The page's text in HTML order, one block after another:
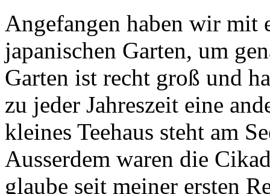
Angefangen haben wir mit
japanischen Garten, um
Garten ist recht groß und
zu jeder Jahreszeit eine
kleines Teehaus steht am
Ausserdem waren die
glaube seit meiner ersten